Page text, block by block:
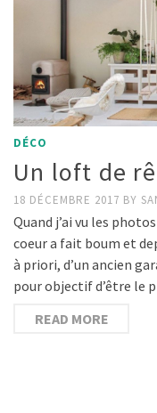
DÉCO
Un loft de
18 DÉCEMBRE 2017 BY
Quand j’ai vu les
coeur a fait boum et
à priori, d’un ancien
pour objectif d’être le
READ MORE